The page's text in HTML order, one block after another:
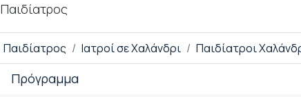
Παιδίατρος
Παιδίατρος Ιατροί σε Χαλάνδρι Παιδίατροι
Πρόγραμμα